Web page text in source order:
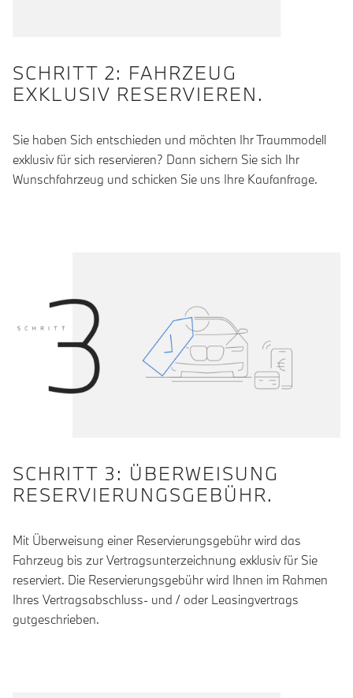
SCHRITT 2: FAHRZEUG
EXKLUSIV RESERVIEREN.
Sie haben Sich entschieden und möchten Ihr Traummodell
exklusiv für sich reservieren? Dann sichern Sie sich Ihr
Wunschfahrzeug und schicken Sie uns Ihre Kaufanfrage.
SCHRITT 3: ÜBERWEISUNG
RESERVIERUNGSGEBÜHR.
Mit Überweisung einer Reservierungsgebühr wird das
Fahrzeug bis zur Vertragsunterzeichnung exklusiv für Sie
reserviert. Die Reservierungsgebühr wird Ihnen im Rahmen
Ihres Vertragsabschluss- und / oder Leasingvertrags
gutgeschrieben.